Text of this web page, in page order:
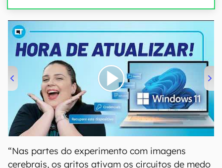
00:00 04:52
“Nas partes do experimento com imagens
cerebrais, os gritos ativam os circuitos de medo